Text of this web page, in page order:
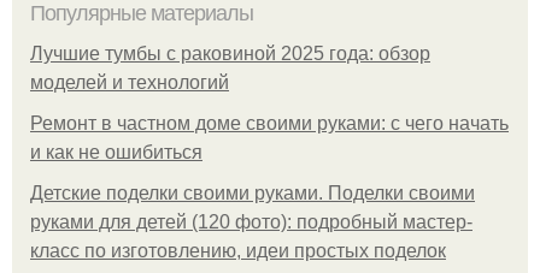
Популярные материалы
Лучшие тумбы с раковиной 2025 года: обзор
моделей и технологий
Ремонт в частном доме своими руками: с чего начать
и как не ошибиться
Детские поделки своими руками. Поделки своими
руками для детей (120 фото): подробный мастер-
класс по изготовлению, идеи простых поделок